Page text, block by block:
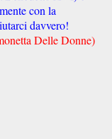
con la
davvero!
Delle Donne)